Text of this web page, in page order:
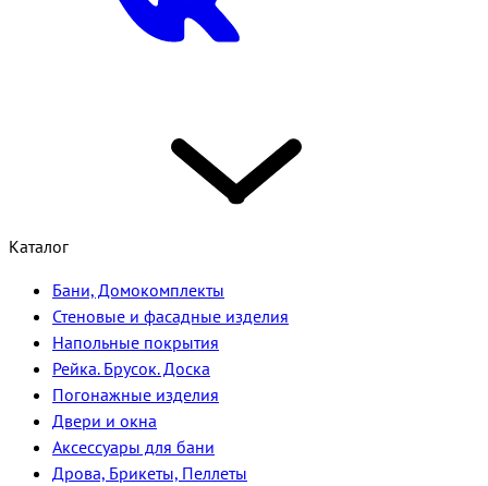
Каталог
Бани, Домокомплекты
Стеновые и фасадные изделия
Напольные покрытия
Рейка. Брусок. Доска
Погонажные изделия
Двери и окна
Аксессуары для бани
Дрова, Брикеты, Пеллеты